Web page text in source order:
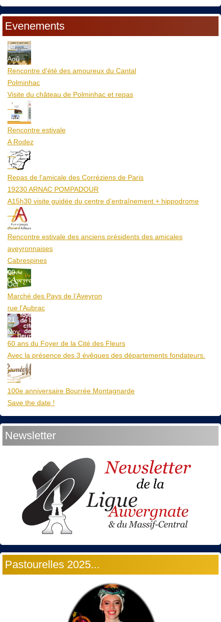
Evenements
10
Aoû
Rencontre d'été des amoureux du Cantal
Polminhac
Visite du château de Polminhac et repas
12
Aoû
Rencontre estivale
A Rodez
23
Aoû
Repas de l'amicale des Corréziens de Paris
19230 ARNAC POMPADOUR
A15h30 visite guidée du centre d’entraînement + hippodrome
25
Aoû
Rencontre estivale des anciens présidents des amicales
aveyronnaises
Cabrespines
09
Oct
Marché des Pays de l’Aveyron
rue l'Aubrac
21
Nov
60 ans du Foyer de la Cité des Fleurs
Avec la présence des 3 évêques des départements fondateurs.
20
Mar
100e anniversaire Bourrée Montagnarde
Save the date !
Newsletter
Pastourelles 2025...